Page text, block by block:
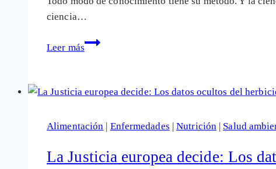
ciencia…
Leer más
La
método
que
la
Alimentación Enfermedades |Nutrición Salud
La Justicia europea decide: Los